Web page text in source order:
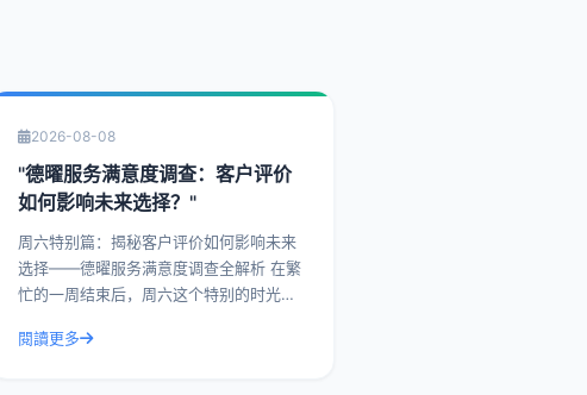
2026-08-08
"德曜服务满意度调查：客户评价
如何影响未来选择？"
周六特别篇：揭秘客户评价如何影响未来
选择——德曜服务满意度调查全解析 在繁
忙的一周结束后，周六这个特别的时光，
从而影响未来客户的选择。今天，我们就
閱讀更多